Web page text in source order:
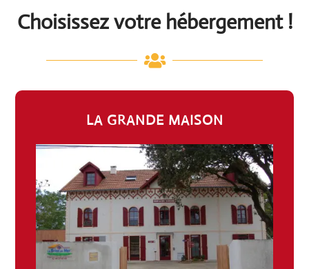
Choisissez votre hébergement !

LA GRANDE MAISON